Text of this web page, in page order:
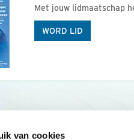
van cookies
Met jouw lidmaatschap
WORD LID